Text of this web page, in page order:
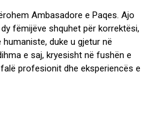
Ambasadore e Paqes. Ajo
fëmijëve shquhet për korrektësi,
duke u gjetur në
e saj, kryesisht në fushën e
profesionit dhe eksperiencës e